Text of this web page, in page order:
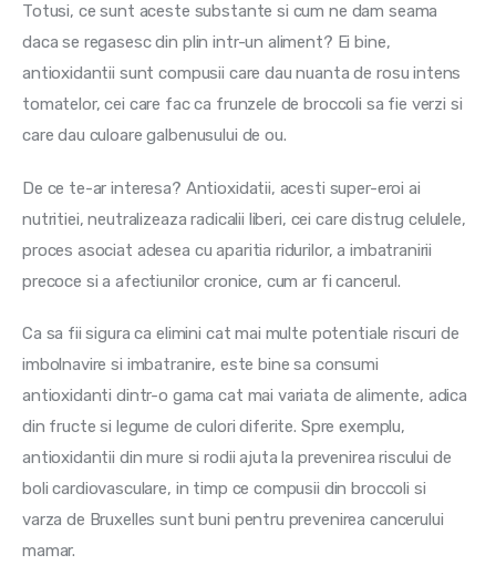
Totusi, ce sunt aceste substante si cum ne dam seama
daca se regasesc din plin intr-un aliment? Ei bine,
antioxidantii sunt compusii care dau nuanta de rosu intens
tomatelor, cei care fac ca frunzele de broccoli sa fie verzi si
care dau culoare galbenusului de ou.
De ce te-ar interesa? Antioxidatii, acesti super-eroi ai
nutritiei, neutralizeaza radicalii liberi, cei care distrug celulele,
proces asociat adesea cu aparitia ridurilor, a imbatranirii
precoce si a afectiunilor cronice, cum ar fi cancerul.
Ca sa fii sigura ca elimini cat mai multe potentiale riscuri de
imbolnavire si imbatranire, este bine sa consumi
antioxidanti dintr-o gama cat mai variata de alimente, adica
din fructe si legume de culori diferite. Spre exemplu,
antioxidantii din mure si rodii ajuta la prevenirea riscului de
boli cardiovasculare, in timp ce compusii din broccoli si
varza de Bruxelles sunt buni pentru prevenirea cancerului
mamar.